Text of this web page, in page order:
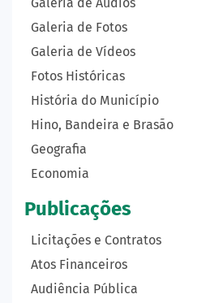
Galeria de Fotos
Galeria de Vídeos
Fotos Históricas
História do Município
Hino, Bandeira e Brasão
Geografia
Economia
Publicações
Licitações e Contratos
Atos Financeiros
Audiência Pública